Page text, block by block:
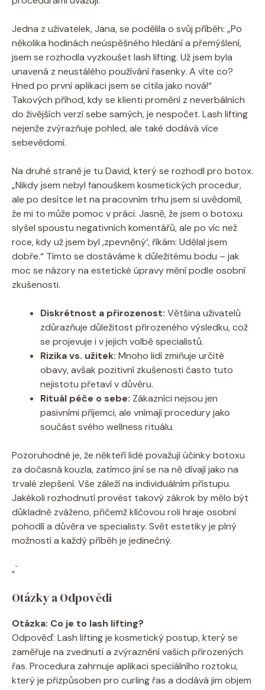
Jedna z uživatelek, Jana, se podělila o svůj příběh: „Po
několika hodinách neúspěšného hledání a přemýšlení,
jsem se rozhodla vyzkoušet lash lifting. Už jsem byla
unavená z neustálého používání řasenky. A víte co?
Hned po první aplikaci jsem se cítila jako nová!“
Takových příhod, kdy se klienti promění z neverbálních
do živějších verzí sebe samých, je nespočet. Lash lifting
nejenže zvýrazňuje pohled, ale také dodává více
sebevědomí.
Na druhé straně je tu David, který se rozhodl pro botox.
„Nikdy jsem nebyl fanouškem kosmetických procedur,
ale po desítce let na pracovním trhu jsem si uvědomil,
že mi to může pomoc v práci. Jasně, že jsem o botoxu
slyšel spoustu negativních komentářů, ale po víc než
roce, kdy už jsem byl ‚zpevněný‘, říkám: Udělal jsem
dobře.“ Tímto se dostáváme k důležitému bodu – jak
moc se názory na estetické úpravy mění podle osobní
zkušenosti.
Diskrétnost a přirozenost: Většina uživatelů
zdůrazňuje důležitost přirozeného výsledku, což
se projevuje i v jejich volbě specialistů.
Rizika vs. užitek: Mnoho lidí zmiňuje určité
obavy, avšak pozitivní zkušenosti často tuto
nejistotu přetaví v důvěru.
Rituál péče o sebe: Zákazníci nejsou jen
pasivními příjemci, ale vnímají procedury jako
součást svého wellness rituálu.
Pozoruhodné je, že někteří lidé považují účinky botoxu
za dočasná kouzla, zatímco jiní se na ně dívají jako na
trvalé zlepšení. Vše záleží na individuálním přístupu.
Jakékoli rozhodnutí provést takový zákrok by mělo být
důkladně zváženo, přičemž klíčovou roli hraje osobní
pohodlí a důvěra ve specialisty. Svět estetiky je plný
možností a každý příběh je jedinečný.
„`
Otázky a Odpovědi
Otázka: Co je to lash lifting?
Odpověď: Lash lifting je kosmetický postup, který se
zaměřuje na zvednutí a zvýraznění vašich přirozených
řas. Procedura zahrnuje aplikaci speciálního roztoku,
který je přizpůsoben pro curling řas a dodává jim objem